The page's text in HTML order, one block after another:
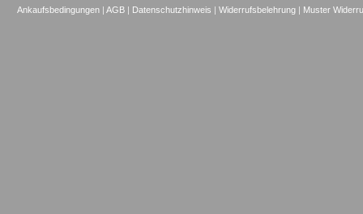
Ankaufsbedingungen |AGB | Datenschutzhinweis |Widerrufsbelehrung | Muster